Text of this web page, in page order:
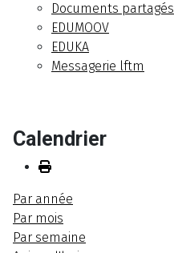
Documents partagés
EDUMOOV
EDUKA
Messagerie lftm
Calendrier
Par année
Par mois
Par semaine